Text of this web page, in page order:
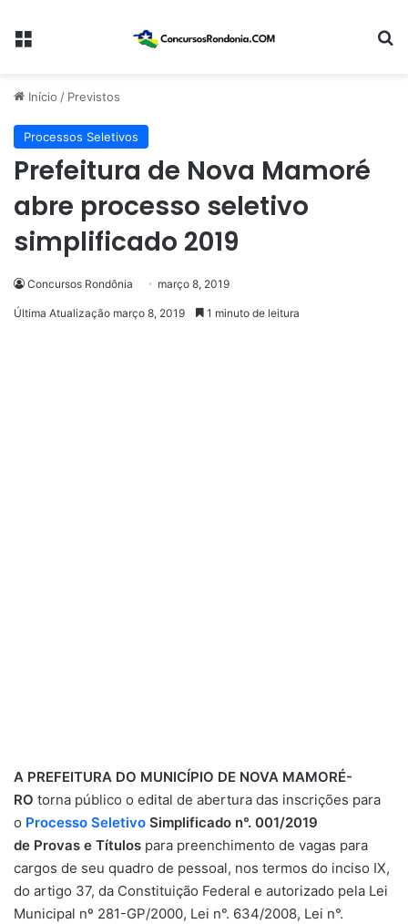
Menu
Início / Previstos
Processos Seletivos
Prefeitura de Nova Mamoré
abre processo seletivo
simplificado 2019
Concursos Rondônia março 8, 2019
Última Atualização março 8, 2019 1 minuto de leitura
A PREFEITURA DO MUNICÍPIO DE NOVA MAMORÉ-
RO torna público o edital de abertura das inscrições para
o Processo Seletivo Simplificado n°. 001/2019
de Provas e Títulos para preenchimento de vagas para
cargos de seu quadro de pessoal, nos termos do inciso IX,
do artigo 37, da Constituição Federal e autorizado pela Lei
Municipal nº 281-GP/2000, Lei n°. 634/2008, Lei n°.